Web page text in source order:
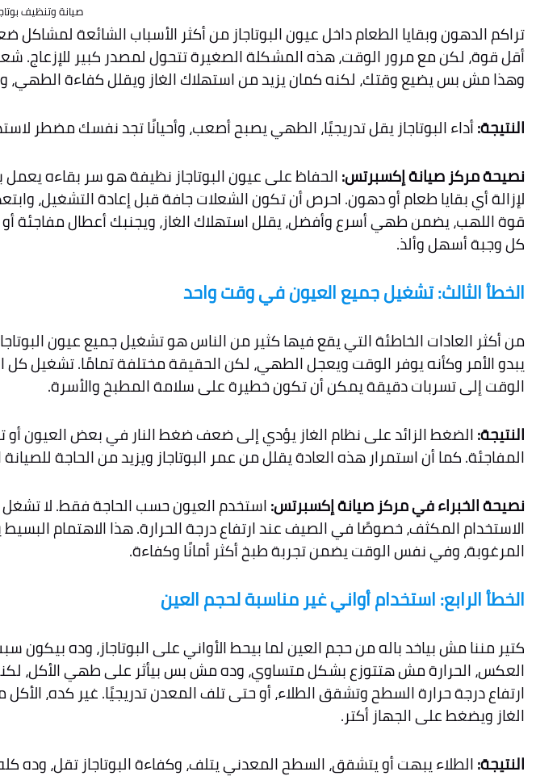
صيانة وتنظيف
تراكم الدهون وبقايا الطعام داخل عيون البوتاجاز من أكثر الأسباب الشائعة
أقل قوة، لكن مع مرور الوقت، هذه المشكلة الصغيرة تتحول لمصدر كبير للإزعاج.
وهذا مش بس يضيع وقتك، لكنه كمان يزيد من استهلاك الغاز ويقلل كفاءة الطهي،
النتيجة:أداء البوتاجاز يقل تدريجيًا، الطهي يصبح أصعب، وأحيانًا تجد نفسك
نصيحة مركز صيانة إكسبرتس:الحفاظ على عيون البوتاجاز نظيفة هو سر بقاءه
لإزالة أي بقايا طعام أو دهون. احرص أن تكون الشعلات جافة قبل إعادة التشغيل،
قوة اللهب، يضمن طهي أسرع وأفضل، يقلل استهلاك الغاز، ويجنبك أعطال مفاجئة
كل وجبة أسهل وألذ.
الخطأ الثالث: تشغيل جميع العيون في وقت واحد
من أكثر العادات الخاطئة التي يقع فيها كثير من الناس هو تشغيل جميع عيون
يبدو الأمر وكأنه يوفر الوقت ويعجل الطهي، لكن الحقيقة مختلفة تمامًا. تشغيل
الوقت إلى تسربات دقيقة يمكن أن تكون خطيرة على سلامة المطبخ والأسرة.
النتيجة:الضغط الزائد على نظام الغاز يؤدي إلى ضعف ضغط النار في بعض العيون أو
المفاجئة. كما أن استمرار هذه العادة يقلل من عمر البوتاجاز ويزيد من الحاجة
نصيحة الخبراء في مركز صيانة إكسبرتس:استخدم العيون حسب الحاجة فقط. لا تشغل
الاستخدام المكثف، خصوصًا في الصيف عند ارتفاع درجة الحرارة. هذا الاهتمام
المرغوبة، وفي نفس الوقت يضمن تجربة طبخ أكثر أمانًا وكفاءة.
الخطأ الرابع: استخدام أواني غير مناسبة لحجم العين
كتير مننا مش بياخد باله من حجم العين لما بيحط الأواني على البوتاجاز، وده
العكس، الحرارة مش هتتوزع بشكل متساوي، وده مش بس بيأثر على طهي الأكل،
ارتفاع درجة حرارة السطح وتشقق الطلاء، أو حتى تلف المعدن تدريجيًا. غير كده،
الغاز ويضغط على الجهاز أكتر.
النتيجة:الطلاء يبهت أو يتشقق، السطح المعدني يتلف، وكفاءة البوتاجاز تقل،